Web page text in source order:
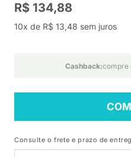
R$ 134,88
10x de R$ 13,48 sem juros
Cashback:compre
Consulte o frete e prazo de